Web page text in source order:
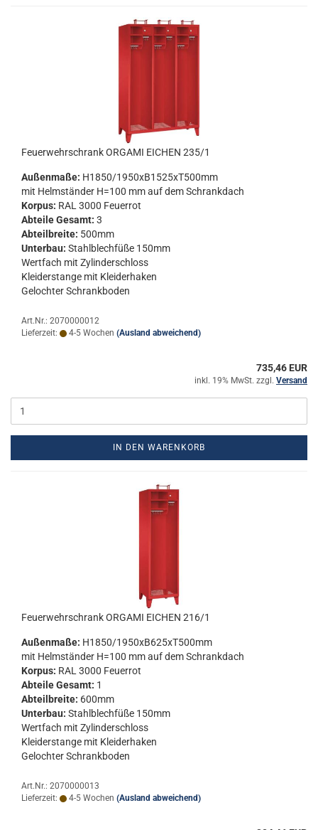
Feu­er­wehr­schrank OR­GA­MI EI­CHEN 235/1
Au­ßen­ma­ße: H1850/1950xB1525xT500mm
mit Helm­stän­der H=100 mm auf dem Schrank­dach
Kor­pus: RAL 3000 Feu­er­rot
Ab­tei­le Ge­samt: 3
Ab­teil­brei­te: 500mm
Un­ter­bau: Stahl­blech­fü­ße 150mm
Wert­fach mit Zy­lin­der­schloss
Klei­der­stan­ge mit Klei­der­ha­ken
Ge­loch­ter Schrank­bo­den
Art.Nr.: 2070000012
Lieferzeit:
4-5 Wochen (Ausland abweichend)
735,46 EUR
inkl. 19% MwSt. zzgl. Versand
IN DEN WARENKORB
Feu­er­wehr­schrank OR­GA­MI EI­CHEN 216/1
Au­ßen­ma­ße: H1850/1950xB625xT500mm
mit Helm­stän­der H=100 mm auf dem Schrank­dach
Kor­pus: RAL 3000 Feu­er­rot
Ab­tei­le Ge­samt: 1
Ab­teil­brei­te: 600mm
Un­ter­bau: Stahl­blech­fü­ße 150mm
Wert­fach mit Zy­lin­der­schloss
Klei­der­stan­ge mit Klei­der­ha­ken
Ge­loch­ter Schrank­bo­den
Art.Nr.: 2070000013
Lieferzeit:
4-5 Wochen (Ausland abweichend)